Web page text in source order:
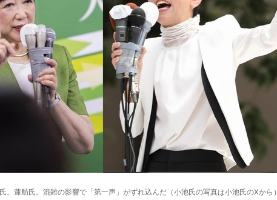
。蓮舫氏。混雑の影響で「第一声」がずれ込んだ（小池氏の写真は小池氏のXから）